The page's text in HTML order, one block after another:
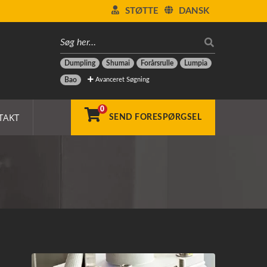
DANSK
STØTTE
Dumpling Shumai Forårsrulle Lumpia
Bao Avanceret Søgning
0
SEND FORESPØRGSEL